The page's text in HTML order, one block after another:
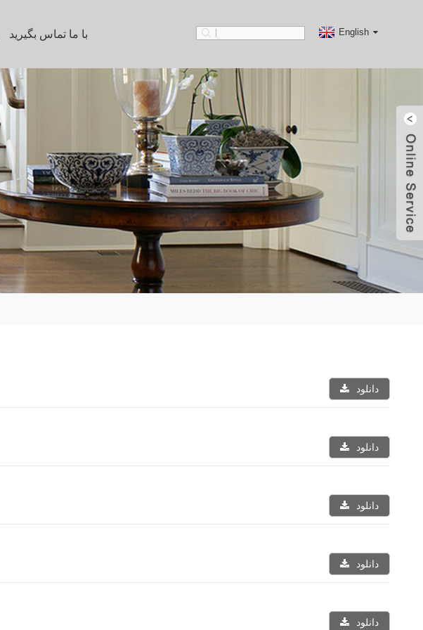
با ما تماس بگیرید English
دانلود
دانلود
دانلود
دانلود
دانلود